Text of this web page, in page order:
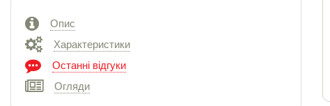
Опис
Характеристики
Останні відгуки
Огляди